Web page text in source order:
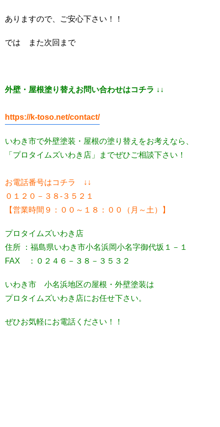
ありますので、ご安心下さい！！
では また次回まで
外壁・屋根塗り替えお問い合わせはコチラ ↓↓
https://k-toso.net/contact/
いわき市で外壁塗装・屋根の塗り替えをお考えなら、
「プロタイムズいわき店」までぜひご相談下さい！
お電話番号はコチラ ↓↓
０１２０－３８-３５２１
【営業時間９：００～１８：００（月～土）】
プロタイムズいわき店
住所 ：福島県いわき市小名浜岡小名字御代坂１－１
FAX ：０２４６－３８－３５３２
いわき市 小名浜地区の屋根・外壁塗装は
プロタイムズいわき店にお任せ下さい。
ぜひお気軽にお電話ください！！